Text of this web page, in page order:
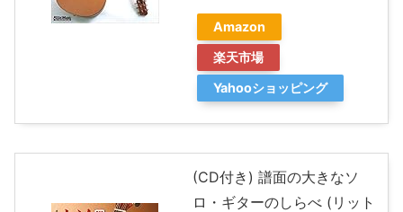
Amazon
楽天市場
Yahooショッピング
(CD付き) 譜面の大きなソ
ロ・ギターのしらべ (リット